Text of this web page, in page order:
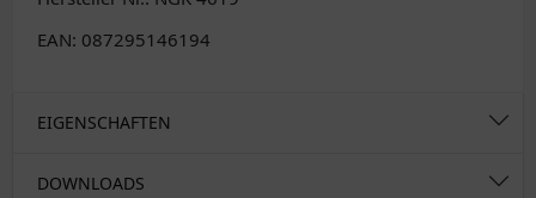
EAN: 087295146194
EIGENSCHAFTEN
DOWNLOADS